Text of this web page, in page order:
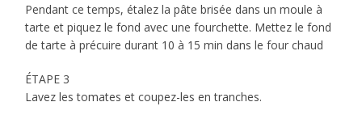
Pendant ce temps, étalez la pâte brisée dans un moule à
tarte et piquez le fond avec une fourchette. Mettez le fond
de tarte à précuire durant 10 à 15 min dans le four chaud
ÉTAPE 3
Lavez les tomates et coupez-les en tranches.